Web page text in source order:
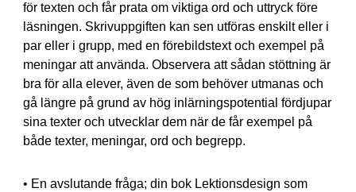
för texten och får prata om viktiga ord och uttryck före
läsningen. Skrivuppgiften kan sen utföras enskilt eller i
par eller i grupp, med en förebildstext och exempel på
meningar att använda. Observera att sådan stöttning är
bra för alla elever, även de som behöver utmanas och
gå längre på grund av hög inlärningspotential fördjupar
sina texter och utvecklar dem när de får exempel på
både texter, meningar, ord och begrepp.
• En avslutande fråga; din bok Lektionsdesign som